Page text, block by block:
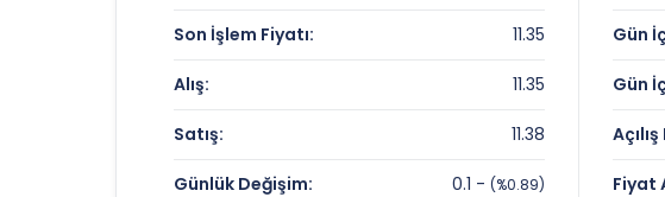
Anlık Fiyat:
Günlük Değişim:
Yıllık Getiri:
HATAY TEKSTIL Değerleme Çarpanları
Son İşlem Fiyatı: 11.35
Alış: 11.35
Satış: 11.38
Günlük Değişim: 0.1 -(%0.89)
Gün
Gün
Fiyat